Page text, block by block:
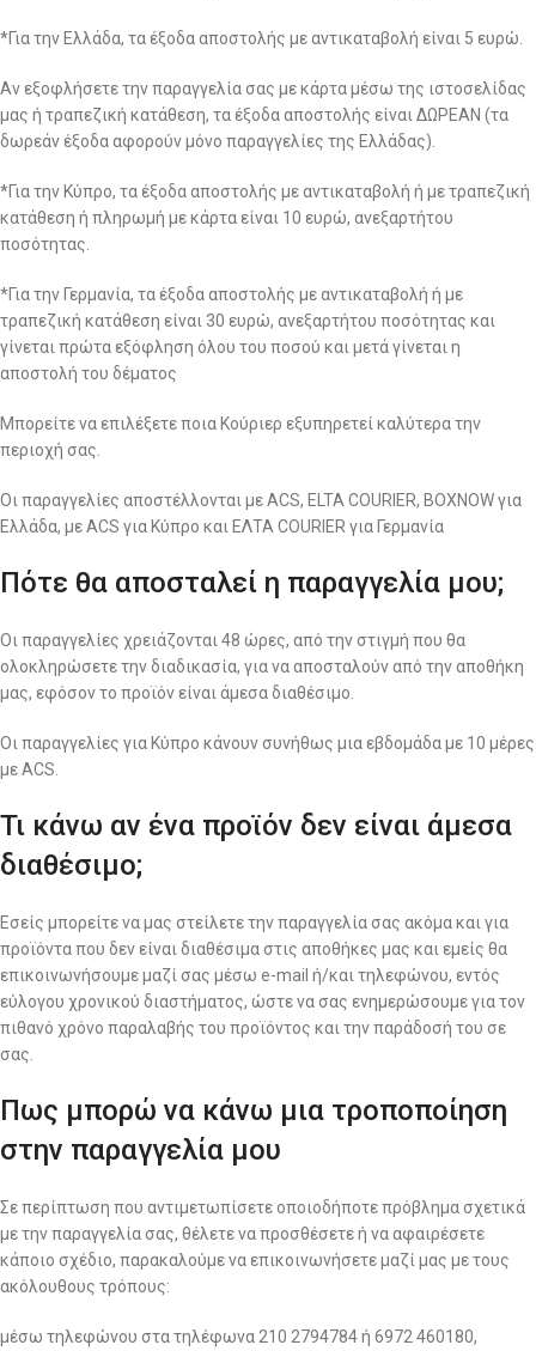
*Για την Ελλάδα, τα έξοδα αποστολής με αντικαταβολή είναι 5 ευρώ.
Αν εξοφλήσετε την παραγγελία σας με κάρτα μέσω της ιστοσελίδας
μας ή τραπεζική κατάθεση, τα έξοδα αποστολής είναι ΔΩΡΕΑΝ (τα
δωρεάν έξοδα αφορούν μόνο παραγγελίες της Ελλάδας).
*Για την Κύπρο, τα έξοδα αποστολής με αντικαταβολή ή με τραπεζική
κατάθεση ή πληρωμή με κάρτα είναι 10 ευρώ, ανεξαρτήτου
ποσότητας.
*Για την Γερμανία, τα έξοδα αποστολής με αντικαταβολή ή με
τραπεζική κατάθεση είναι 30 ευρώ, ανεξαρτήτου ποσότητας και
γίνεται πρώτα εξόφληση όλου του ποσού και μετά γίνεται η
αποστολή του δέματος
Μπορείτε να επιλέξετε ποια Κούριερ εξυπηρετεί καλύτερα την
περιοχή σας.
Οι παραγγελίες αποστέλλονται με ACS, ELTA COURIER, BOXNOW για
Ελλάδα, με ACS για Κύπρο και ΕΛΤΑ COURIER για Γερμανία
Πότε θα αποσταλεί η παραγγελία μου;
Οι παραγγελίες χρειάζονται 48 ώρες, από την στιγμή που θα
ολοκληρώσετε την διαδικασία, για να αποσταλούν από την αποθήκη
μας, εφόσον το προϊόν είναι άμεσα διαθέσιμο.
Οι παραγγελίες για Κύπρο κάνουν συνήθως μια εβδομάδα με 10 μέρες
με ACS.
Τι κάνω αν ένα προϊόν δεν είναι άμεσα
διαθέσιμο;
Εσείς μπορείτε να μας στείλετε την παραγγελία σας ακόμα και για
προϊόντα που δεν είναι διαθέσιμα στις αποθήκες μας και εμείς θα
επικοινωνήσουμε μαζί σας μέσω e-mail ή/και τηλεφώνου, εντός
εύλογου χρονικού διαστήματος, ώστε να σας ενημερώσουμε για τον
πιθανό χρόνο παραλαβής του προϊόντος και την παράδοσή του σε
σας.
Πως μπορώ να κάνω μια τροποποίηση
στην παραγγελία μου
Σε περίπτωση που αντιμετωπίσετε οποιοδήποτε πρόβλημα σχετικά
με την παραγγελία σας, θέλετε να προσθέσετε ή να αφαιρέσετε
κάποιο σχέδιο, παρακαλούμε να επικοινωνήσετε μαζί μας με τους
ακόλουθους τρόπους:
μέσω τηλεφώνου στα τηλέφωνα 210 2794784 ή 6972 460180,